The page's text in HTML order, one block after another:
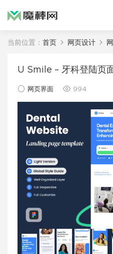
当前位置： 首页 网页设计
U Smile – 牙科登陆页
网页界面 994